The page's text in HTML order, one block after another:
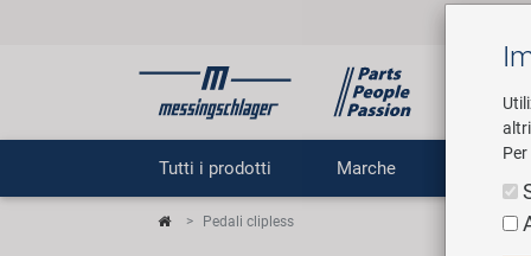
Tutti i prodotti Marche
Pedali clipless